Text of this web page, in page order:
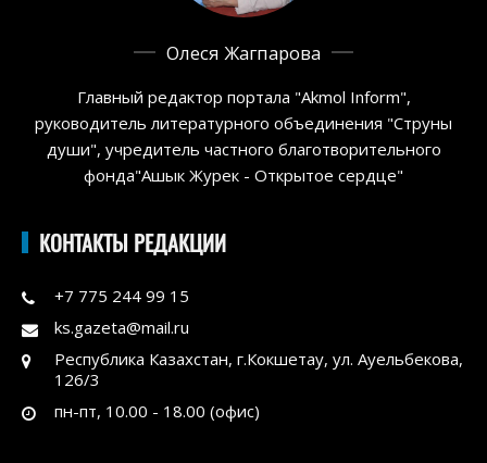
Олеся Жагпарова
Главный редактор портала "Akmol Inform",
руководитель литературного объединения "Струны
души", учредитель частного благотворительного
фонда"Ашык Журек - Открытое сердце"
КОНТАКТЫ РЕДАКЦИИ
+7 775 244 99 15
ks.gazeta@mail.ru
Республика Казахстан, г.Кокшетау, ул. Ауельбекова,
126/3
пн-пт, 10.00 - 18.00 (офис)